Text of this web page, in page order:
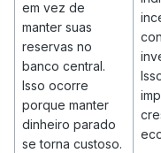
em vez de
manter suas
reservas no
banco central.
Isso ocorre
porque manter
dinheiro parado
se torna custoso.